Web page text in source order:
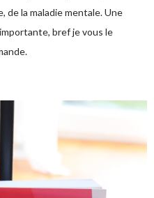
de la maladie mentale. Une
bref je vous le